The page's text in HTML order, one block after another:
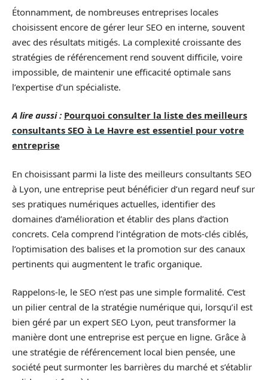
Étonnamment, de nombreuses entreprises locales
choisissent encore de gérer leur SEO en interne, souvent
avec des résultats mitigés. La complexité croissante des
stratégies de référencement rend souvent difficile, voire
impossible, de maintenir une efficacité optimale sans
l’expertise d’un spécialiste.
A lire aussi : Pourquoi consulter la liste des meilleurs
consultants SEO à Le Havre est essentiel pour votre
entreprise
En choisissant parmi la liste des meilleurs consultants SEO
à Lyon, une entreprise peut bénéficier d’un regard neuf sur
ses pratiques numériques actuelles, identifier des
domaines d’amélioration et établir des plans d’action
concrets. Cela comprend l’intégration de mots-clés ciblés,
l’optimisation des balises et la promotion sur des canaux
pertinents qui augmentent le trafic organique.
Rappelons-le, le SEO n’est pas une simple formalité. C’est
un pilier central de la stratégie numérique qui, lorsqu’il est
bien géré par un expert SEO Lyon, peut transformer la
manière dont une entreprise est perçue en ligne. Grâce à
une stratégie de référencement local bien pensée, une
société peut surmonter les barrières du marché et s’établir